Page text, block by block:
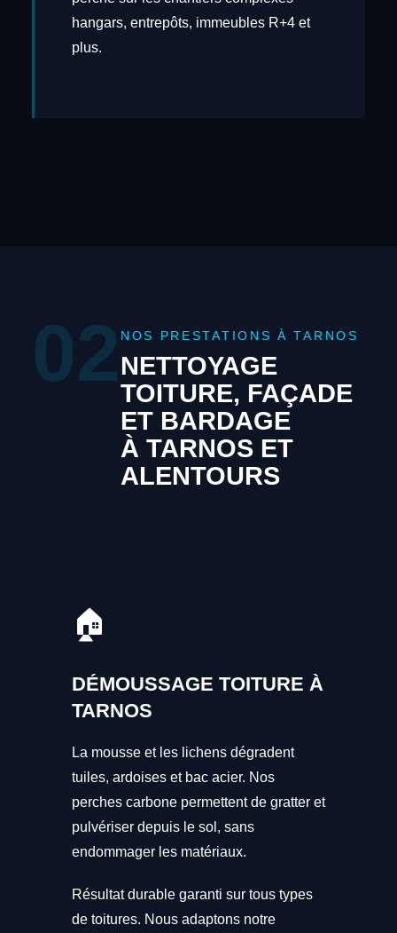
hangars, entrepôts, immeubles R+4 et
plus.
02 NOS PRESTATIONS À TARNOS
NETTOYAGE
TOITURE, FAÇADE
ET BARDAGE
À TARNOS ET
ALENTOURS
🏠
DÉMOUSSAGE TOITURE À
TARNOS
La mousse et les lichens dégradent
tuiles, ardoises et bac acier. Nos
perches carbone permettent de gratter et
pulvériser depuis le sol, sans
endommager les matériaux.
Résultat durable garanti sur tous types
de toitures. Nous adaptons notre